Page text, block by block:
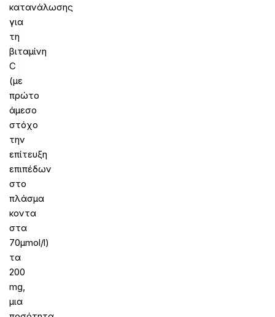
κατανάλωσης
για
τη
βιταμίνη
C
(με
πρώτο
άμεσο
στόχο
την
επίτευξη
επιπέδων
στο
πλάσμα
κοντα
στα
70μmol/l)
τα
200
mg,
μια